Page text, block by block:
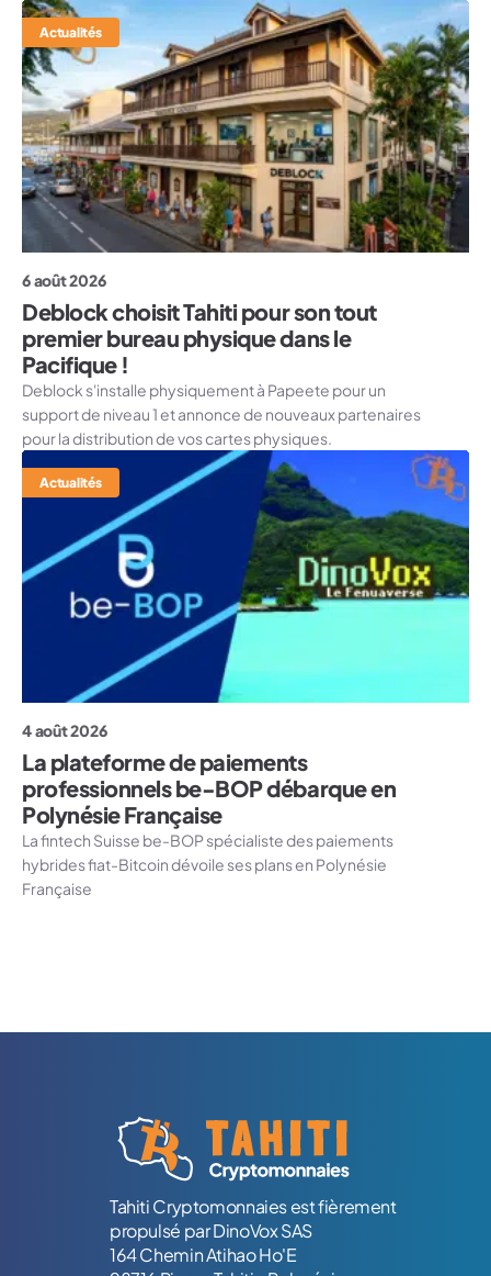
Actualités
6 août 2026
Deblock choisit Tahiti pour son tout
premier bureau physique dans le
Pacifique !
Deblock s'installe physiquement à Papeete pour un
support de niveau 1 et annonce de nouveaux partenaires
pour la distribution de vos cartes physiques.
Actualités
4 août 2026
La plateforme de paiements
professionnels be-BOP débarque en
Polynésie Française
La fintech Suisse be-BOP spécialiste des paiements
hybrides fiat-Bitcoin dévoile ses plans en Polynésie
Française
Tahiti Cryptomonnaies est fièrement
propulsé par DinoVox SAS
164 Chemin Atihao Ho'E